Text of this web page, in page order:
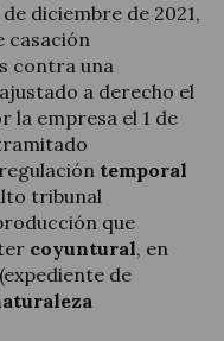
diciembre de 2021,
casación
contra una
a derecho el
la empresa el 1 de
temporal
tribunal
que
coyuntural, en
(expediente de